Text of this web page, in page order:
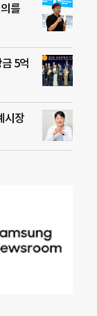
를
5억
시장